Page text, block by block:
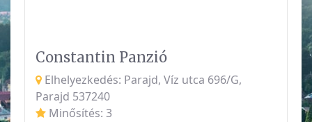
Constantin Panzió
Elhelyezkedés: Parajd, Víz utca 696/G,
Parajd 537240
Minősítés: 3